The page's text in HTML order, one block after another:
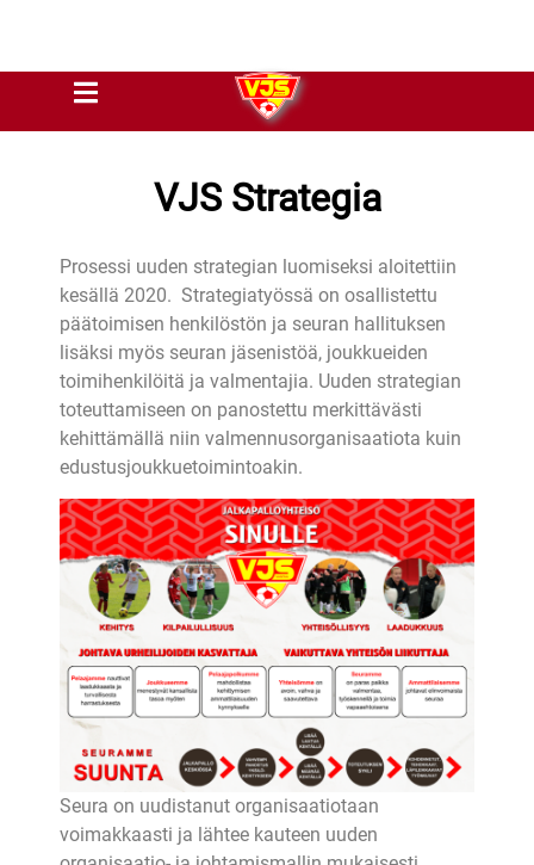
VJS Strategia
Prosessi uuden strategian luomiseksi aloitettiin
kesällä 2020. Strategiatyössä on osallistettu
päätoimisen henkilöstön ja seuran hallituksen
lisäksi myös seuran jäsenistöä, joukkueiden
toimihenkilöitä ja valmentajia. Uuden strategian
toteuttamiseen on panostettu merkittävästi
kehittämällä niin valmennusorganisaatiota kuin
edustusjoukkuetoimintoakin.
Seura on uudistanut organisaatiotaan
voimakkaasti ja lähtee kauteen uuden